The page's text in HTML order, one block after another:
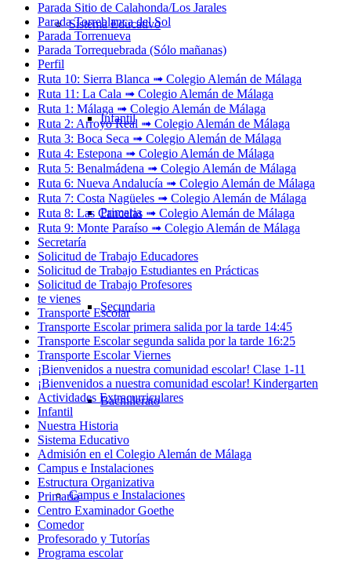
Sistema Educativo
Infantil
Primaria
Secundaria
Bachillerato
Campus e Instalaciones
Parada Sitio de Calahonda/Los Jarales
Parada Torreblanca del Sol
Parada Torrenueva
Parada Torrequebrada (Sólo mañanas)
Perfil
Ruta 10: Sierra Blanca ➟ Colegio Alemán de Málaga
Ruta 11: La Cala ➟ Colegio Alemán de Málaga
Ruta 1: Málaga ➟ Colegio Alemán de Málaga
Ruta 2: Arroyo Real ➟ Colegio Alemán de Málaga
Ruta 3: Boca Seca ➟ Colegio Alemán de Málaga
Ruta 4: Estepona ➟ Colegio Alemán de Málaga
Ruta 5: Benalmádena ➟ Colegio Alemán de Málaga
Ruta 6: Nueva Andalucía ➟ Colegio Alemán de Málaga
Ruta 7: Costa Nagüeles ➟ Colegio Alemán de Málaga
Ruta 8: Las Cancelas ➟ Colegio Alemán de Málaga
Ruta 9: Monte Paraíso ➟ Colegio Alemán de Málaga
Secretaría
Solicitud de Trabajo Educadores
Solicitud de Trabajo Estudiantes en Prácticas
Solicitud de Trabajo Profesores
te vienes
Transporte Escolar
Transporte Escolar primera salida por la tarde 14:45
Transporte Escolar segunda salida por la tarde 16:25
Transporte Escolar Viernes
¡Bienvenidos a nuestra comunidad escolar! Clase 1-11
¡Bienvenidos a nuestra comunidad escolar! Kindergarten
Actividades Extracurriculares
Infantil
Nuestra Historia
Sistema Educativo
Admisión en el Colegio Alemán de Málaga
Campus e Instalaciones
Estructura Organizativa
Primaria
Centro Examinador Goethe
Comedor
Profesorado y Tutorías
Programa escolar